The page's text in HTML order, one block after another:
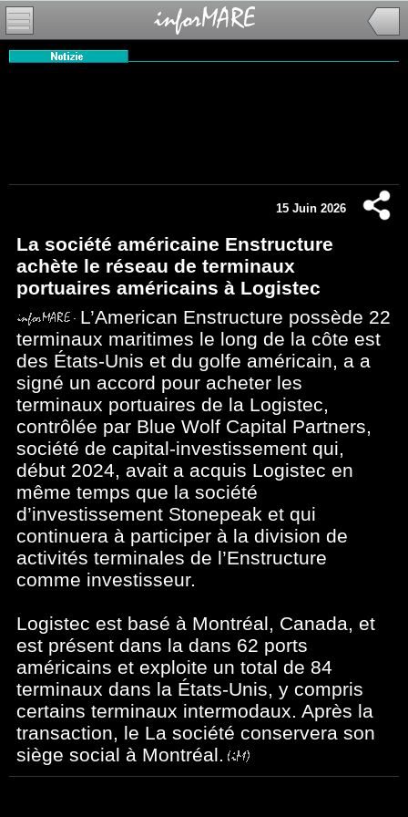
15 Juin 2026
La société américaine Enstructure
achète le réseau de terminaux
portuaires américains à Logistec
L’American Enstructure possède 22
terminaux maritimes le long de la côte est
des États-Unis et du golfe américain, a a
signé un accord pour acheter les
terminaux portuaires de la Logistec,
contrôlée par Blue Wolf Capital Partners,
société de capital-investissement qui,
début 2024, avait a acquis Logistec en
même temps que la société
d’investissement Stonepeak et qui
continuera à participer à la division de
activités terminales de l’Enstructure
comme investisseur.
Logistec est basé à Montréal, Canada, et
est présent dans la dans 62 ports
américains et exploite un total de 84
terminaux dans la États-Unis, y compris
certains terminaux intermodaux. Après la
transaction, le La société conservera son
siège social à Montréal.